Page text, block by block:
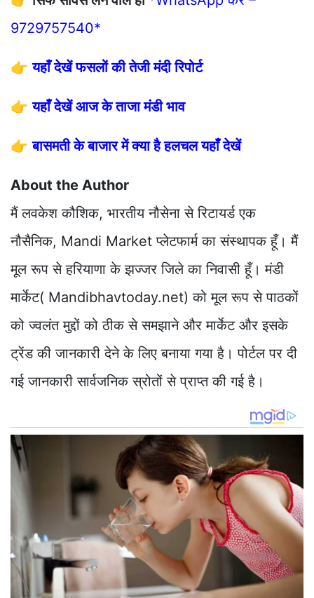
9729757540*
👉यहाँ देखें फसलों की तेजी मंदी रिपोर्ट
👉यहाँ देखें आज के ताजा मंडी भाव
👉बासमती के बाजार में क्या है हलचल यहाँ देखें
About the Author
मैं लवकेश कौशिक, भारतीय नौसेना से रिटायर्ड एक
नौसैनिक, Mandi Market प्लेटफार्म का संस्थापक हूँ। मैं
मूल रूप से हरियाणा के झज्जर जिले का निवासी हूँ। मंडी
मार्केट( Mandibhavtoday.net) को मूल रूप से पाठकों
को ज्वलंत मुद्दों को ठीक से समझाने और मार्केट और इसके
ट्रेंड की जानकारी देने के लिए बनाया गया है। पोर्टल पर दी
गई जानकारी सार्वजनिक स्रोतों से प्राप्त की गई है।